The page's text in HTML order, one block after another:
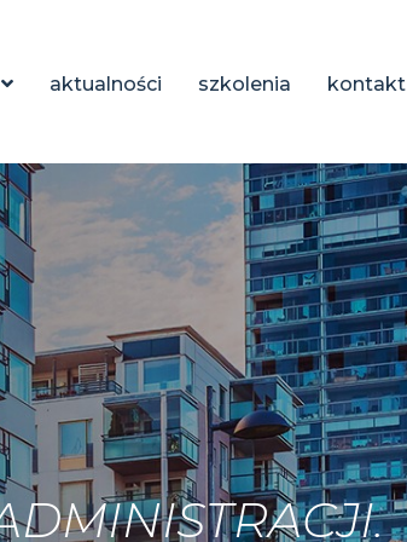
aktualności szkolenia kontakt